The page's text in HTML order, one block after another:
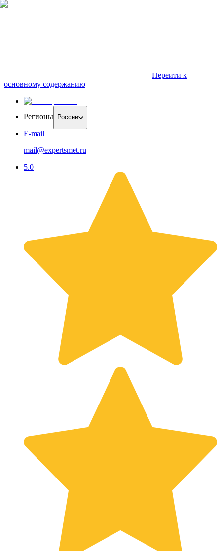
Перейти к
основному содержанию
Регионы России
E-mail
mail@expertsmet.ru
5.0